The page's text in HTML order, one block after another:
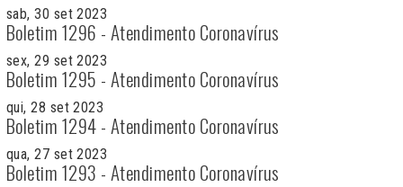
sab, 30 set 2023
Boletim 1296 - Atendimento Coronavírus
sex, 29 set 2023
Boletim 1295 - Atendimento Coronavírus
qui, 28 set 2023
Boletim 1294 - Atendimento Coronavírus
qua, 27 set 2023
Boletim 1293 - Atendimento Coronavírus